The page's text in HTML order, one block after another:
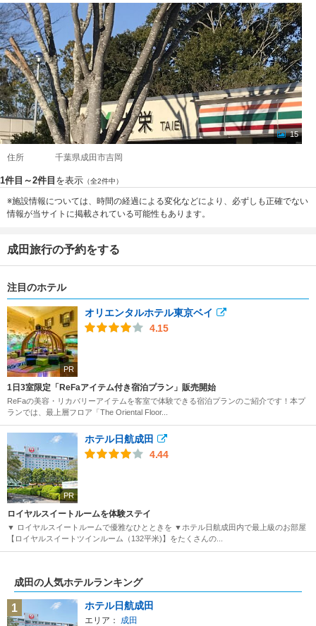
15
住所 千葉県成田市吉岡
1件目～2件目 を表示 （全2件中）
※施設情報については、時間の経過による変化などにより、必ずしも正確でない
情報が当サイトに掲載されている可能性もあります。
成田旅行の予約をする
注目のホテル
PR
オリエンタルホテル東京ベイ
4.15
1日3室限定「ReFaアイテム付き宿泊プラン」販売開始
ReFaの美容・リカバリーアイテムを客室で体験できる宿泊プランのご紹介です！本プ
ランでは、最上層フロア「The Oriental Floor...
PR
ホテル日航成田
4.44
ロイヤルスイートルームを体験ステイ
▼ ロイヤルスイートルームで優雅なひとときを ▼ホテル日航成田内で最上級のお部屋
【ロイヤルスイートツインルーム（132平米)】をたくさんの...
成田の人気ホテルランキング
1 ホテル日航成田
エリア： 成田